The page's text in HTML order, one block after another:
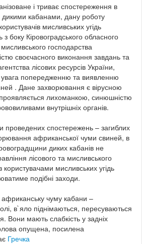
і триває спостереження в
дикими кабанами, дану роботу
мисливських угідь
з боку Кіровоградського обласного
господарства
своєчасного виконання завдань та
лісових ресурсів України,
попередженню та виявленню
. Дане захворювання є вірусною
лихоманкою, синюшністю
внутрішніх органів.
проведених спостережень – загиблих
африканської чуми свиней, в
диких кабанів не
лісового та мисливського
користувачами мисливських угідь
подібні заходи.
африканську чуму кабани –
в`яло піднімаються, пересуваються
Вони мають слабкість у задніх
опущена, посилена
Гречка